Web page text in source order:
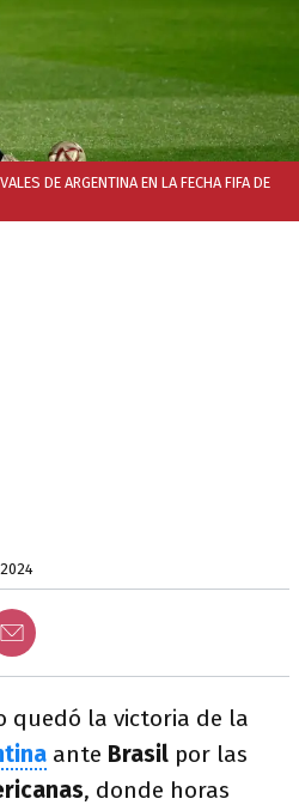
DE ARGENTINA EN LA FECHA FIFA DE
2024
quedó la victoria de la
ante Brasil por las
, donde horas